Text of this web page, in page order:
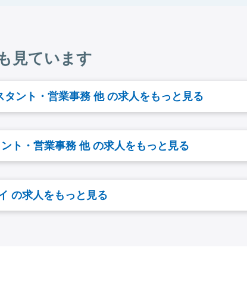
見ています
ント・営業事務 他 の求人をもっと見る
ト・営業事務 他 の求人をもっと見る
の求人をもっと見る